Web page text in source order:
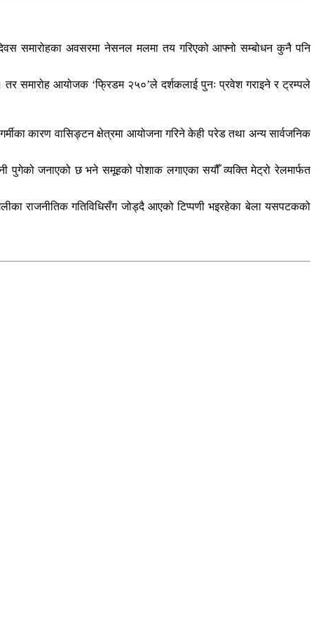
समारोहका अवसरमा नेसनल मलमा तय गरिएको आफ्नो सम्बोधन कुनै पनि
तर समारोह आयोजक ‘फ्रिडम २५०’ले दर्शकलाई पुनः प्रवेश गराइने र ट्रम्पले
कारण वासिङ्टन क्षेत्रमा आयोजना गरिने केही परेड तथा अन्य सार्वजनिक
पुगेको जनाएको छ भने समूहको पोशाक लगाएका सयौँ व्यक्ति मेट्रो रेलमार्फत
राजनीतिक गतिविधिसँग जोड्दै आएको टिप्पणी भइरहेका बेला यसपटकको